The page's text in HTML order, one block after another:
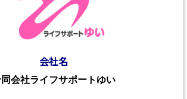
会社名
会社ライフサポートゆい